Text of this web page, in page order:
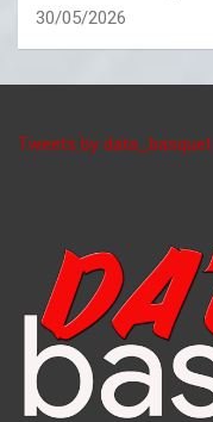
30/05/2026
Tweets by data_basquet